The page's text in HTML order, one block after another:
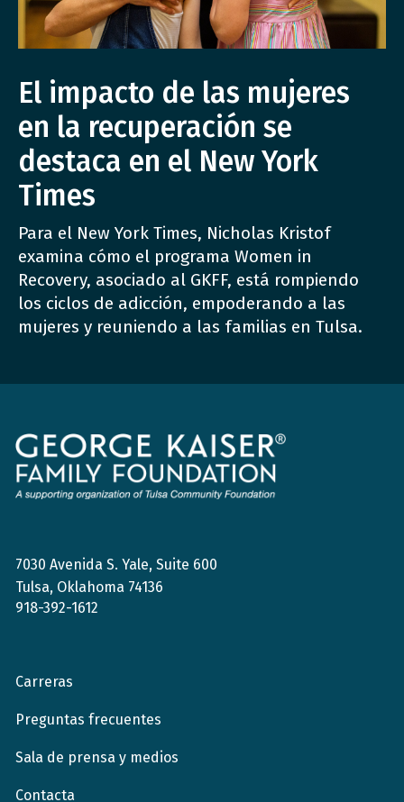
El impacto de las mujeres
en la recuperación se
destaca en el New York
Times
Para el New York Times, Nicholas Kristof
examina cómo el programa Women in
Recovery, asociado al GKFF, está rompiendo
los ciclos de adicción, empoderando a las
mujeres y reuniendo a las familias en Tulsa.
Fundación
de
la
Familia
7030 Avenida S. Yale, Suite 600
Tulsa, Oklahoma 74136
918-392-1612
Carreras
Preguntas frecuentes
Sala de prensa y medios
Contacta